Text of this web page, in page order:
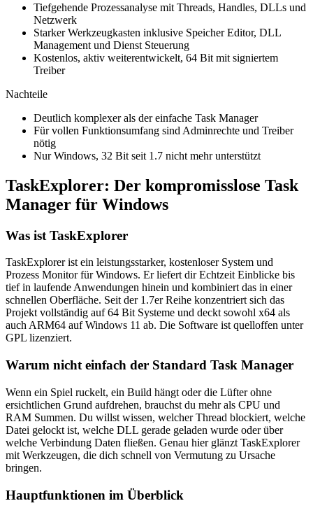
Tiefgehende Prozessanalyse mit Threads, Handles, DLLs und
Netzwerk
Starker Werkzeugkasten inklusive Speicher Editor, DLL
Management und Dienst Steuerung
Kostenlos, aktiv weiterentwickelt, 64 Bit mit signiertem
Treiber
Nachteile
Deutlich komplexer als der einfache Task Manager
Für vollen Funktionsumfang sind Adminrechte und Treiber
nötig
Nur Windows, 32 Bit seit 1.7 nicht mehr unterstützt
TaskExplorer: Der kompromisslose Task
Manager für Windows
Was ist TaskExplorer
TaskExplorer ist ein leistungsstarker, kostenloser System und
Prozess Monitor für Windows. Er liefert dir Echtzeit Einblicke bis
tief in laufende Anwendungen hinein und kombiniert das in einer
schnellen Oberfläche. Seit der 1.7er Reihe konzentriert sich das
Projekt vollständig auf 64 Bit Systeme und deckt sowohl x64 als
auch ARM64 auf Windows 11 ab. Die Software ist quelloffen unter
GPL lizenziert.
Warum nicht einfach der Standard Task Manager
Wenn ein Spiel ruckelt, ein Build hängt oder die Lüfter ohne
ersichtlichen Grund aufdrehen, brauchst du mehr als CPU und
RAM Summen. Du willst wissen, welcher Thread blockiert, welche
Datei gelockt ist, welche DLL gerade geladen wurde oder über
welche Verbindung Daten fließen. Genau hier glänzt TaskExplorer
mit Werkzeugen, die dich schnell von Vermutung zu Ursache
bringen.
Hauptfunktionen im Überblick